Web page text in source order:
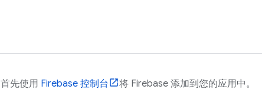
首先使用 Firebase 控制台 将 Firebase 添加到您的应用中。